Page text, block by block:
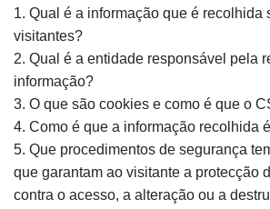
1. Qual é a informação que é recolhida
visitantes?
2. Qual é a entidade responsável pela
informação?
3. O que são cookies e como é que o
4. Como é que a informação recolhida
5. Que procedimentos de segurança
que garantam ao visitante a protecção
contra o acesso, a alteração ou a